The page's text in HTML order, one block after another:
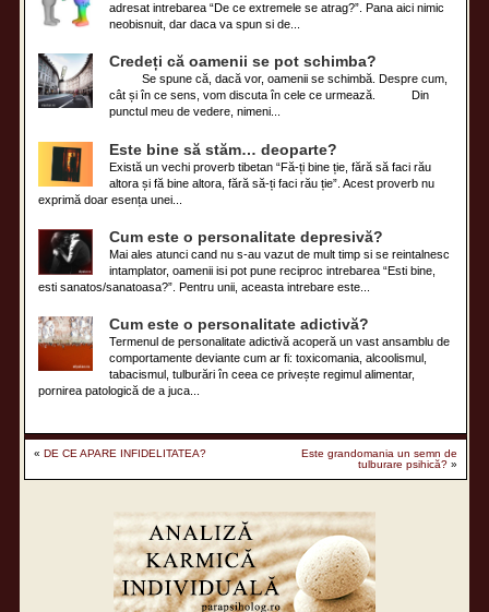
adresat intrebarea “De ce extremele se atrag?”. Pana aici nimic
neobisnuit, dar daca va spun si de...
Credeți că oamenii se pot schimba?
Se spune că, dacă vor, oamenii se schimbă. Despre cum,
cât și în ce sens, vom discuta în cele ce urmează. Din
punctul meu de vedere, nimeni...
Este bine să stăm… deoparte?
Există un vechi proverb tibetan “Fă-ți bine ție, fără să faci rău
altora și fă bine altora, fără să-ți faci rău ție”. Acest proverb nu
exprimă doar esența unei...
Cum este o personalitate depresivă?
Mai ales atunci cand nu s-au vazut de mult timp si se reintalnesc
intamplator, oamenii isi pot pune reciproc intrebarea “Esti bine,
esti sanatos/sanatoasa?”. Pentru unii, aceasta intrebare este...
Cum este o personalitate adictivă?
Termenul de personalitate adictivă acoperă un vast ansamblu de
comportamente deviante cum ar fi: toxicomania, alcoolismul,
tabacismul, tulburări în ceea ce privește regimul alimentar,
pornirea patologică de a juca...
«DE CE APARE INFIDELITATEA?
Este grandomania un semn de
tulburare psihică?»